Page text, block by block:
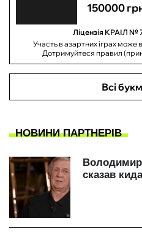
150000
Ліцензія КРАІЛ №
Участь в азартних іграх може
Дотримуйтеся правил
Всі